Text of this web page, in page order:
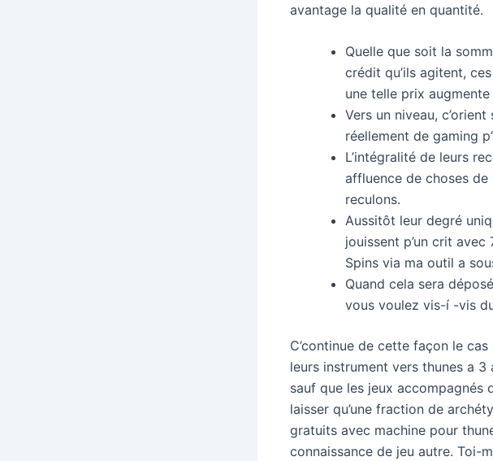
avantage la qualité en quantité.
Quelle que soit la
crédit qu’ils agitent,
une telle prix
Vers un niveau,
réellement de gaming
L’intégralité de leurs
affluence de choses
reculons.
Aussitôt leur degré
jouissent p’un crit
Spins via ma outil a
Quand cela sera
vous voulez vis-í -vis
C’continue de cette façon le
leurs instrument vers thunes a
sauf que les jeux accompagnés
laisser qu’une fraction de
gratuits avec machine pour
connaissance de jeu autre. Toi-